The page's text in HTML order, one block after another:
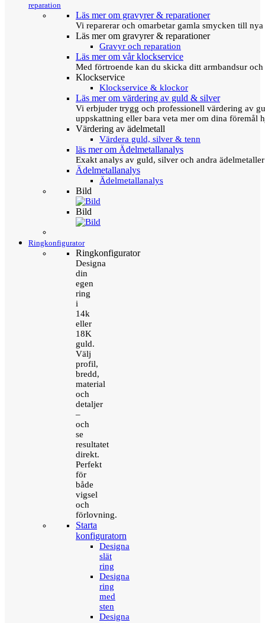
reparation
Läs mer om gravyrer & reparationer
Vi reparerar och omarbetar gamla smycken till
Läs mer om gravyrer & reparationer
Gravyr och reparation
Läs mer om vår klockservice
Med förtroende kan du skicka ditt armbandsur
Klockservice
Klockservice & klockor
Läs mer om värdering av guld & silver
Vi erbjuder trygg och professionell värdering av
uppskattning eller bara veta mer om dina föremål
Värdering av ädelmetall
Värdera guld, silver & tenn
läs mer om Ädelmetallanalys
Exakt analys av guld, silver och andra
Ädelmetallanalys
Ädelmetallanalys
Bild
Bild
Ringkonfigurator
Ringkonfigurator
Designa
din
egen
ring
i
14k
eller
18K
guld.
Välj
profil,
bredd,
material
och
detaljer
–
och
se
resultatet
direkt.
Perfekt
för
både
vigsel
och
förlovning.
Starta
konfiguratorn
Designa
slät
ring
Designa
ring
med
sten
Designa